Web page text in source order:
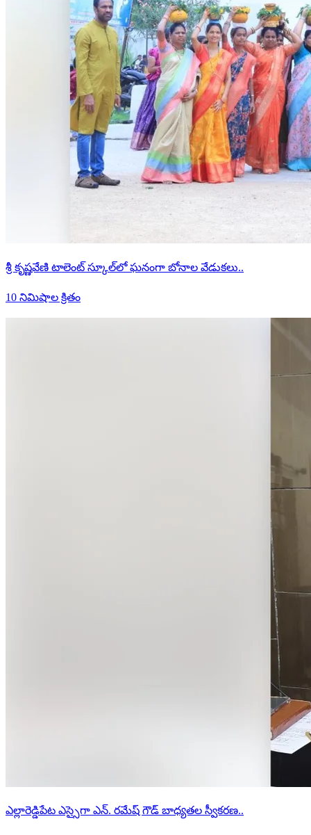
శ్రీ కృష్ణవేణి టాలెంట్ స్కూల్‌లో ఘనంగా బోనాల వేడుకలు..
10 నిమిషాల క్రితం
ఎల్లారెడ్డిపేట ఎస్సైగా ఎన్. రమేష్ గౌడ్ బాధ్యతల స్వీకరణ..